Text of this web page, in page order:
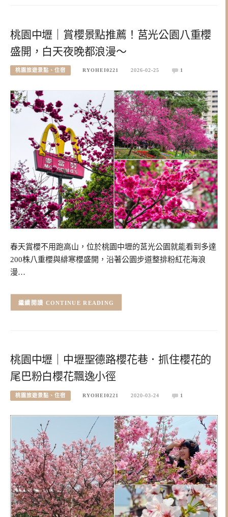
桃園中壢｜賞櫻景點推薦！莒光公園八重櫻
盛開，白天夜晚都浪漫～
桃園旅遊景點、住宿 RYOHEI0221 2026-02-25 1
春天賞櫻不用跑高山，位於桃園中壢的莒光公園就能看到多達
200株八重櫻與緋寒櫻盛開，沿著公園步道整排粉紅花海浪
漫…
CONTINUE READING
桃園中壢｜中壢聖德路櫻花巷．抓住櫻花的
尾巴粉白櫻花飄逸小徑
桃園旅遊景點、住宿 RYOHEI0221 2020-03-24 1